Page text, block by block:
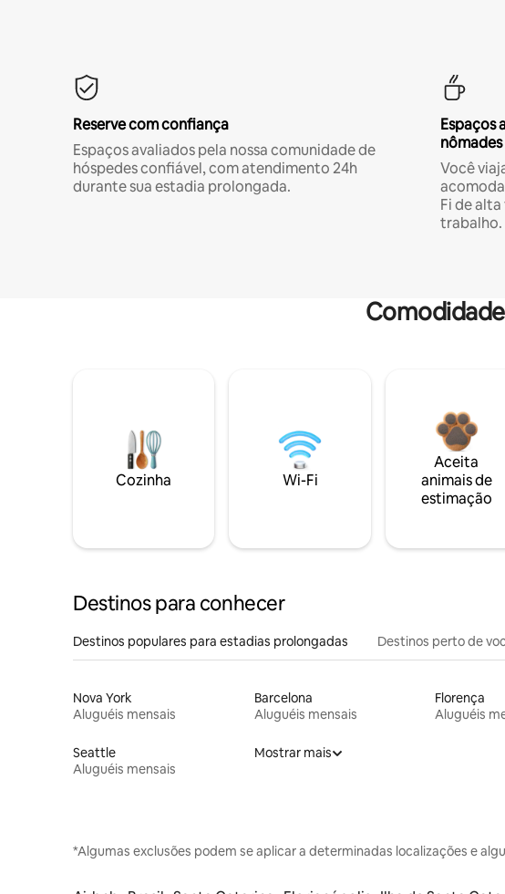
Reserve com confiança
Espaços avaliados pela nossa comunidade de
hóspedes confiável, com atendimento 24h
durante sua estadia prolongada.
Espaços
Você
Fi de
trabalho.
Cozinha Wi-Fi
Aceita
animais de
estimação
Destinos para conhecer
Destinos populares para estadias prolongadas Destinos perto de
Nova York
Aluguéis mensais
Barcelona
Aluguéis mensais
Florença
Aluguéis
Seattle
Aluguéis mensais
Mostrar mais
*Algumas exclusões podem se aplicar a determinadas localizações e